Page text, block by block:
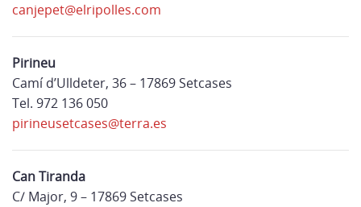
canjepet@elripolles.com
Pirineu
Camí d’Ulldeter, 36 – 17869 Setcases
Tel. 972 136 050
pirineusetcases@terra.es
Can Tiranda
C/ Major, 9 – 17869 Setcases